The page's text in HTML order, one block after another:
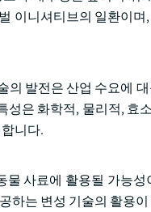
이니셔티브의 일환이
의 발전은 산업 수요에
성은 화학적, 물리적, 효
니다.
물 사료에 활용될 가능
하는 변성 기술의 활용